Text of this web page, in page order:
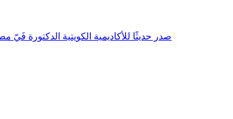
صدر حديثًا للأكاديمية الكويتية الدكتورة